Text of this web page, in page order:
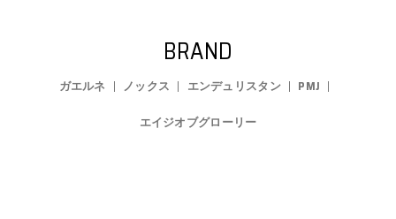
BRAND
ガエルネ ノックス エンデュリスタン
PMJ
エイジオブグローリー